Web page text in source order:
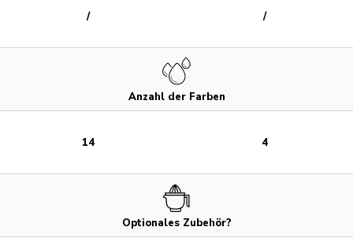
Anzahl der Farben
Optionales Zubehör?
/
14
/
4